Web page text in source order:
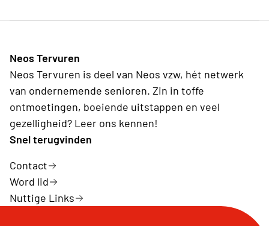
Neos Tervuren
Neos Tervuren is deel van Neos vzw, hét netwerk
van ondernemende senioren. Zin in toffe
ontmoetingen, boeiende uitstappen en veel
gezelligheid? Leer ons kennen!
Snel terugvinden
Contact
Word lid
Nuttige Links